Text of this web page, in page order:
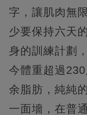
字，讓肌肉無
少要保持六天
身的訓練計劃
今體重超過
余脂肪，純純
一面墻，在普